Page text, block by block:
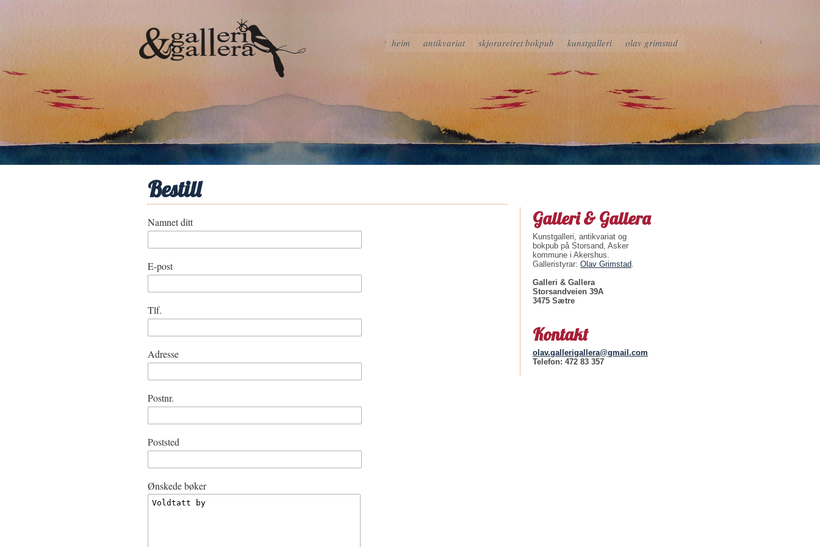
heim antikvariat skjorareiret bokpub kunstgalleri olav grimstad
Bestill
Namnet ditt
E-post
Tlf.
Adresse
Postnr.
Poststed
Ønskede bøker
Galleri & Gallera
Kunstgalleri, antikvariat og
bokpub på Storsand, Asker
kommune i Akershus.
Galleristyrar: Olav Grimstad.
Galleri & Gallera
Storsandveien 39A
3475 Sætre
Kontakt
olav.gallerigallera@gmail.com
Telefon: 472 83 357